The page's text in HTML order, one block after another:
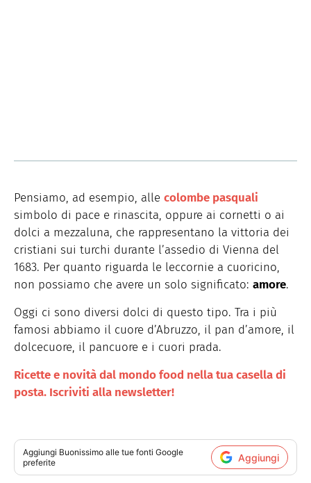
Pensiamo, ad esempio, alle colombe pasquali
simbolo di pace e rinascita, oppure ai cornetti o ai
dolci a mezzaluna, che rappresentano la vittoria dei
cristiani sui turchi durante l’assedio di Vienna del
1683. Per quanto riguarda le leccornie a cuoricino,
non possiamo che avere un solo significato: amore.
Oggi ci sono diversi dolci di questo tipo. Tra i più
famosi abbiamo il cuore d’Abruzzo, il pan d’amore, il
dolcecuore, il pancuore e i cuori prada.
Ricette e novità dal mondo food nella tua casella di
posta. Iscriviti alla newsletter!
Aggiungi Buonissimo alle tue fonti Google
preferite
Aggiungi